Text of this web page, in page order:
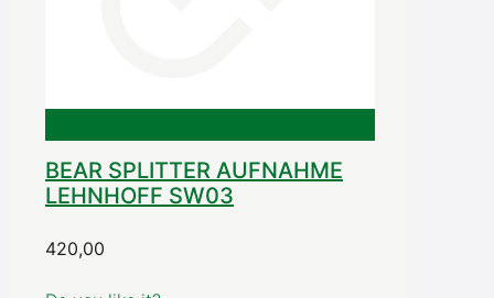
BEAR SPLITTER AUFNAHME
LEHNHOFF SW03
420,00